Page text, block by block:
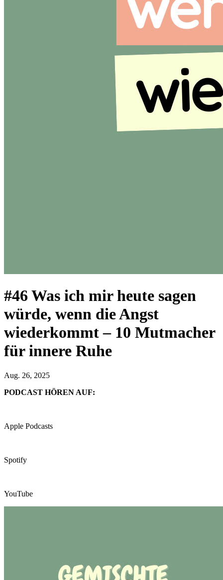
#46 Was ich mir heute sagen
würde, wenn die Angst
wiederkommt – 10 Mutmacher
für innere Ruhe
Aug. 26, 2025
PODCAST HÖREN AUF:
Apple Podcasts
Spotify
YouTube